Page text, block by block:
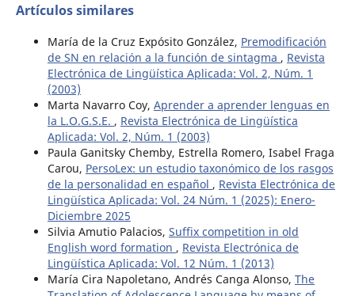
Artículos similares
María de la Cruz Expósito González, Premodificación
de SN en relación a la función de sintagma , Revista
Electrónica de Lingüística Aplicada: Vol. 2, Núm. 1
(2003)
Marta Navarro Coy, Aprender a aprender lenguas en
la L.O.G.S.E. , Revista Electrónica de Lingüística
Aplicada: Vol. 2, Núm. 1 (2003)
Paula Ganitsky Chemby, Estrella Romero, Isabel Fraga
Carou, PersoLex: un estudio taxonómico de los rasgos
de la personalidad en español , Revista Electrónica de
Lingüística Aplicada: Vol. 24 Núm. 1 (2025): Enero-
Diciembre 2025
Silvia Amutio Palacios, Suffix competition in old
English word formation , Revista Electrónica de
Lingüística Aplicada: Vol. 12 Núm. 1 (2013)
María Cira Napoletano, Andrés Canga Alonso, The